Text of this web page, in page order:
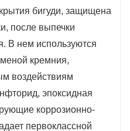
и формуемость
в
и
бигуди, защищена
после выпечки
В нем используются
кремния,
воздействиям
эпоксидная
коррозионно-
первоклассной